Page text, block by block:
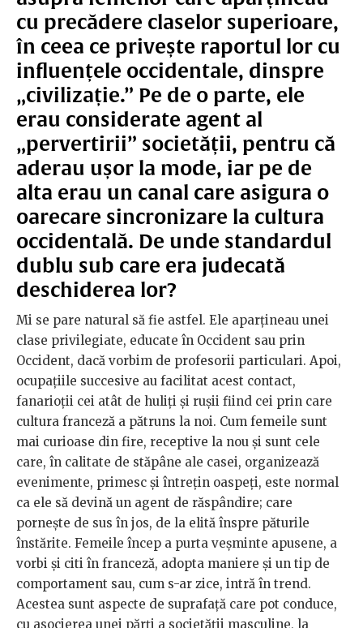
cu precădere claselor superioare,
în ceea ce privește raportul lor cu
influențele occidentale, dinspre
„civilizație.” Pe de o parte, ele
erau considerate agent al
„pervertirii” societății, pentru că
aderau ușor la mode, iar pe de
alta erau un canal care asigura o
oarecare sincronizare la cultura
occidentală. De unde standardul
dublu sub care era judecată
deschiderea lor?
Mi se pare natural să fie astfel. Ele aparțineau unei
clase privilegiate, educate în Occident sau prin
Occident, dacă vorbim de profesorii particulari. Apoi,
ocupațiile succesive au facilitat acest contact,
fanarioții cei atât de huliți și rușii fiind cei prin care
cultura franceză a pătruns la noi. Cum femeile sunt
mai curioase din fire, receptive la nou și sunt cele
care, în calitate de stăpâne ale casei, organizează
evenimente, primesc și întrețin oaspeți, este normal
ca ele să devină un agent de răspândire; care
pornește de sus în jos, de la elită înspre păturile
înstărite. Femeile încep a purta veșminte apusene, a
vorbi și citi în franceză, adopta maniere și un tip de
comportament sau, cum s-ar zice, intră în trend.
Acestea sunt aspecte de suprafață care pot conduce,
cu asocierea unei părți a societății masculine, la